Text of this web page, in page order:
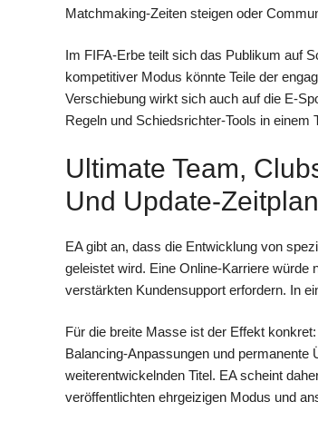
Matchmaking-Zeiten steigen oder
Im FIFA-Erbe teilt sich das Publikum auf
kompetitiver Modus könnte Teile der
Verschiebung wirkt sich auch auf die E-
Regeln und Schiedsrichter-Tools in
Ultimate Team,
Und Update-Zeitplan
EA gibt an, dass die Entwicklung von
geleistet wird. Eine Online-Karriere würde
verstärkten Kundensupport erfordern. In
Für die breite Masse ist der Effekt
Balancing-Anpassungen und
weiterentwickelnden Titel. EA scheint
veröffentlichten ehrgeizigen Modus und